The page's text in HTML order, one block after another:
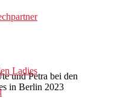
Ladies
und Petra bei den
in Berlin 2023